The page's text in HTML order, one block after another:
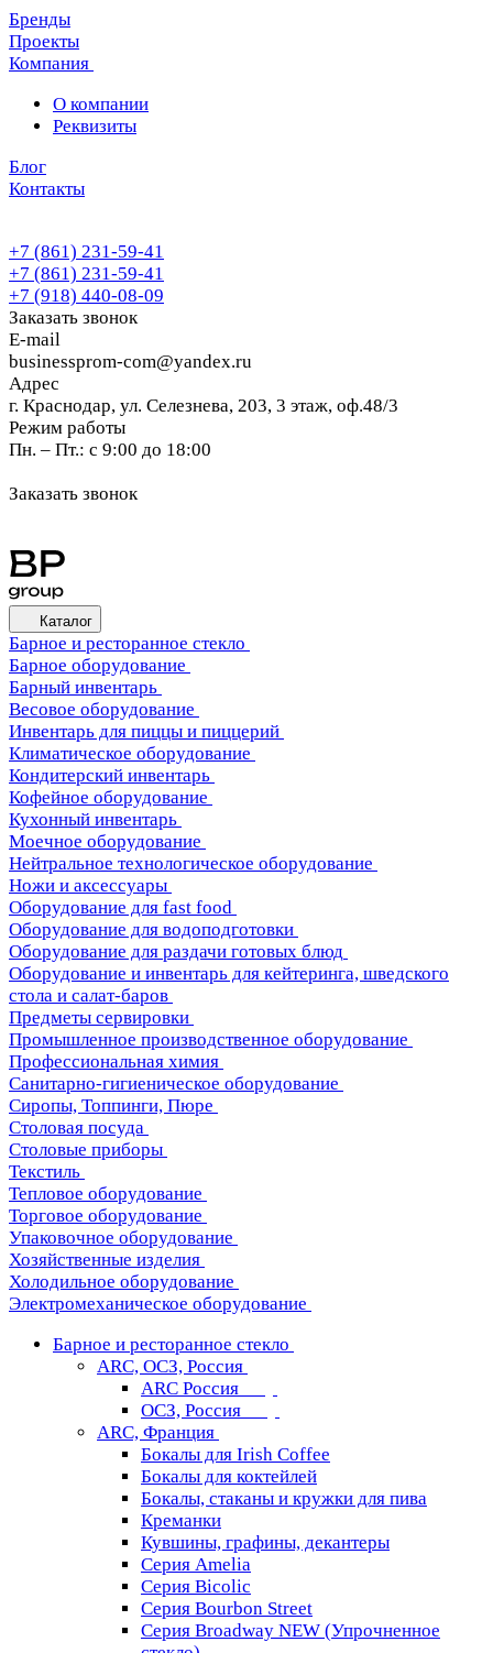
Бренды
Проекты
Компания
О компании
Реквизиты
Блог
Контакты
+7 (861) 231-59-41
+7 (861) 231-59-41
+7 (918) 440-08-09
Заказать звонок
E-mail
businessprom-com@yandex.ru
Адрес
г. Краснодар, ул. Селезнева, 203, 3 этаж, оф.48/3
Режим работы
Пн. – Пт.: с 9:00 до 18:00
Заказать звонок
Каталог
Барное и ресторанное стекло
Барное оборудование
Барный инвентарь
Весовое оборудование
Инвентарь для пиццы и пиццерий
Климатическое оборудование
Кондитерский инвентарь
Кофейное оборудование
Кухонный инвентарь
Моечное оборудование
Нейтральное технологическое оборудование
Ножи и аксессуары
Оборудование для fast food
Оборудование для водоподготовки
Оборудование для раздачи готовых блюд
Оборудование и инвентарь для кейтеринга, шведского
стола и салат-баров
Предметы сервировки
Промышленное производственное оборудование
Профессиональная химия
Санитарно-гигиеническое оборудование
Сиропы, Топпинги, Пюре
Столовая посуда
Столовые приборы
Текстиль
Тепловое оборудование
Торговое оборудование
Упаковочное оборудование
Хозяйственные изделия
Холодильное оборудование
Электромеханическое оборудование
Барное и ресторанное стекло
ARC, ОСЗ, Россия
ARC Россия
ОСЗ, Россия
ARC, Франция
Бокалы для Irish Coffee
Бокалы для коктейлей
Бокалы, стаканы и кружки для пива
Креманки
Кувшины, графины, декантеры
Серия Amelia
Серия Bicolic
Серия Bourbon Street
Серия Broadway NEW (Упрочненное